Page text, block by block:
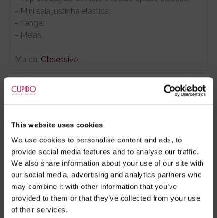
This website uses cookies
We use cookies to personalise content and ads, to
provide social media features and to analyse our traffic.
We also share information about your use of our site with
our social media, advertising and analytics partners who
may combine it with other information that you’ve
provided to them or that they’ve collected from your use
of their services.
- Mini saia justinha elástica;
- Tanga;
- Meias.
Marca: Obsessive
- *Entrega em 24 horas para pedidos antes das 16:00 h.
Possibilidade de atraso em épocas festivas.
RECOMENDAMOS